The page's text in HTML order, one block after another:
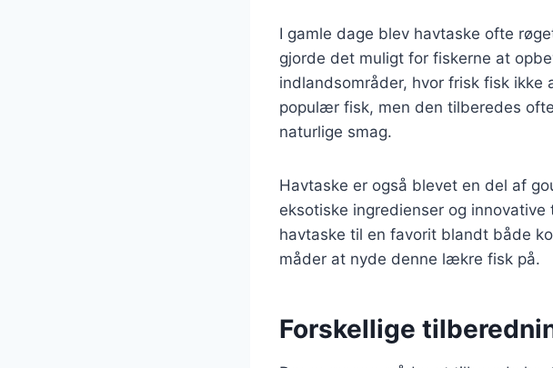
I gamle dage blev havtaske ofte
gjorde det muligt for fiskerne at
indlandsområder, hvor frisk fisk
populær fisk, men den tilberedes
naturlige smag.
Havtaske er også blevet en del af
eksotiske ingredienser og
havtaske til en favorit blandt både
måder at nyde denne lækre fisk på.
Forskellige